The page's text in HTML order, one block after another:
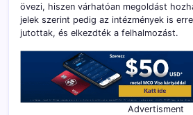
övezi, hiszen várhatóan megoldást
jelek szerint pedig az intézmények is
jutottak, és elkezdték a felhalmozást.
Advertisment